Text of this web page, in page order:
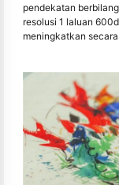
pendekatan
resolusi 1 laluan
meningkatkan